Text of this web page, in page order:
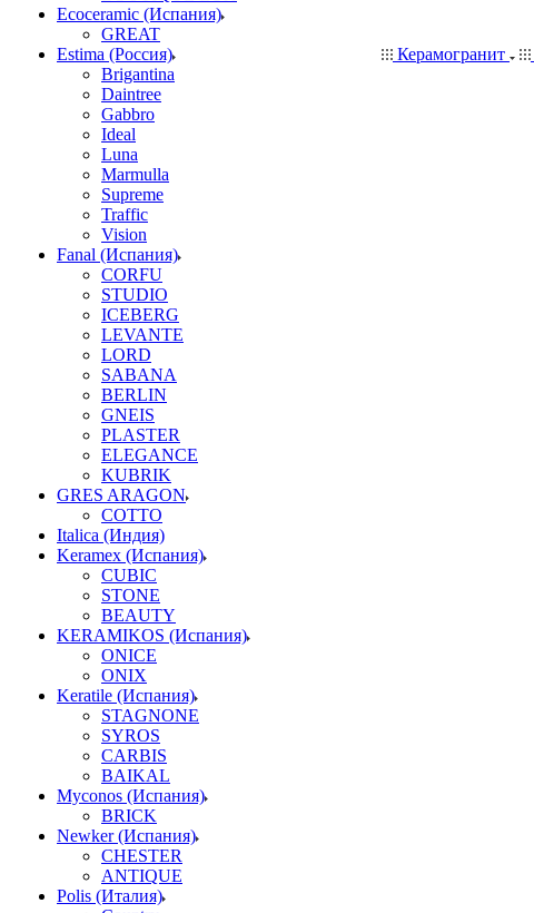
Ecoceramic (Испания)
GREAT
Estima (Россия)
Brigantina
Daintree
Gabbro
Ideal
Luna
Marmulla
Supreme
Traffic
Vision
Fanal (Испания)
CORFU
STUDIO
ICEBERG
LEVANTE
LORD
SABANA
BERLIN
GNEIS
PLASTER
ELEGANCE
KUBRIK
GRES ARAGON
COTTO
Italica (Индия)
Keramex (Испания)
CUBIC
STONE
BEAUTY
KERAMIKOS (Испания)
ONICE
ONIX
Keratile (Испания)
STAGNONE
SYROS
CARBIS
BAIKAL
Myconos (Испания)
BRICK
Newker (Испания)
CHESTER
ANTIQUE
Polis (Италия)
Керамогранит